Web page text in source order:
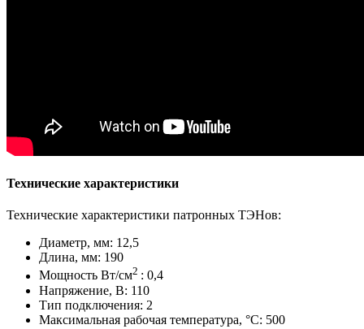
Технические характеристики
Технические характеристики патронных ТЭНов:
Диаметр, мм: 12,5
Длина, мм: 190
Мощность Вт/см2 : 0,4
Напряжение, В: 110
Тип подключения: 2
Максимальная рабочая температура, °С: 500